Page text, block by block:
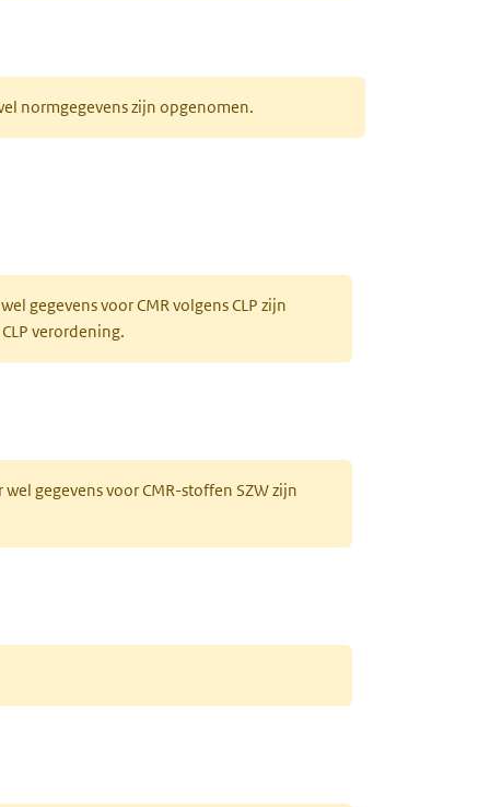
normgegevens zijn opgenomen.
gegevens voor CMR volgens CLP zijn
verordening.
gegevens voor CMR-stoffen SZW zijn